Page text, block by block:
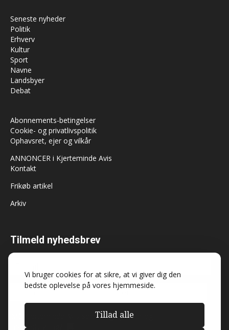
Vi bruger cookies for at sikre, at vi giver dig den
bedste oplevelse på vores hjemmeside.
Tillad alle
Seneste nyheder
Politik
Erhverv
Kultur
Sport
Navne
Landsbyer
Debat
Abonnements-betingelser
Cookie- og privatlivspolitik
Ophavsret, ejer og vilkår
ANNONCER i Kjerteminde Avis
Kontakt
Frikøb artikel
Arkiv
Tilmeld nyhedsbrev
Må Kjerteminde Avis sende dig nyheder og
markedsføring?